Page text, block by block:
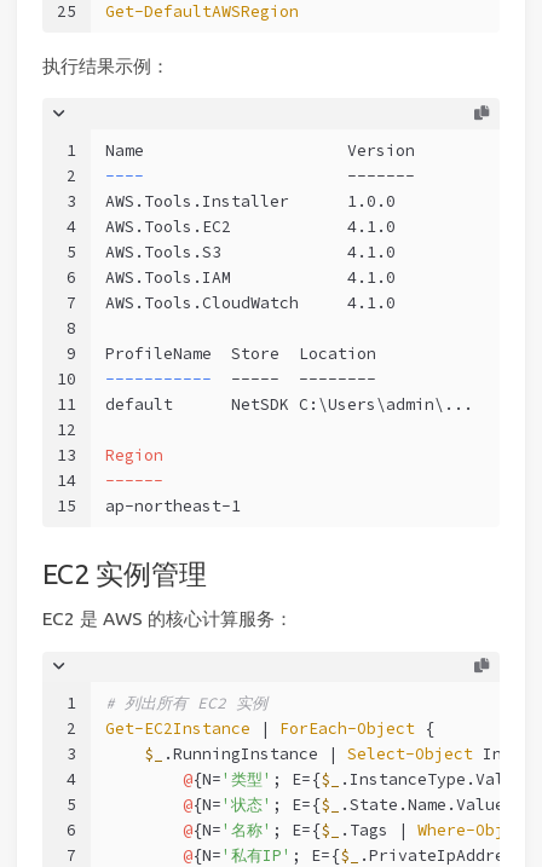
25
Get-DefaultAWSRegion
执行结果示例：
1
2
3
4
5
6
7
8
9
10
11
12
13
14
15
Name                     Version
---- -------
AWS.Tools.Installer      1.0.0
AWS.Tools.EC2            4.1.0
AWS.Tools.S3             4.1.0
AWS.Tools.IAM            4.1.0
AWS.Tools.CloudWatch     4.1.0
ProfileName  Store  Location
----------- -----  --------
default      NetSDK C:\Users\admin\...
Region
------
ap-northeast-1
EC2 实例管理
EC2 是 AWS 的核心计算服务：
1
2
3
4
5
6
7
# 列出所有 EC2 实例
Get-EC2Instance | ForEach-Object {
$_
.RunningInstance | Select-Object
@{N='类型' ; E={$_
@{N='状态' ; E={$_
.State.Name.Value}},
@{N='名称' ; E={$_ .Tags | Where-Object
@{N='私有IP' ; E={$_